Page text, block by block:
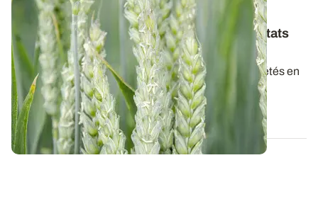
BRETAGNE
Variétés de blé tendre : les premiers résultats
2026
Retrouvez la synthèse provisoire des résultats variétés en
blé tendre pour la récolte 2026...
07 AOÛT 2026